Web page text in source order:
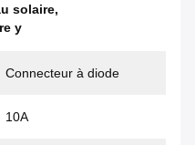
solaire,
y
Connecteur à diode
10A